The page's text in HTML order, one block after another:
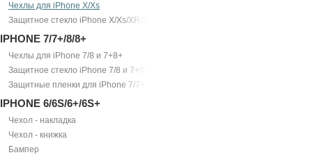
Чехлы для iPhone X/Xs
Защитное стекло iPhone X/Xs/XR/Xs Max
IPHONE 7/7+/8/8+
Чехлы для iPhone 7/8 и 7+8+
Защитное стекло iPhone 7/8 и 7+/8+
Защитные пленки для iPhone 7/7+
IPHONE 6/6S/6+/6S+
Чехол - накладка
Чехол - книжка
Бампер